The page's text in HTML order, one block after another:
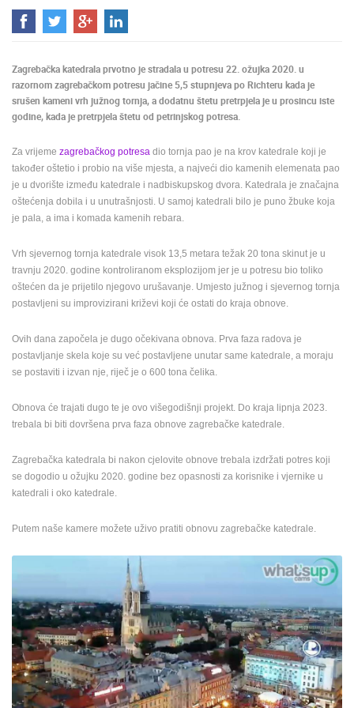
MEDIJI O
PRIZNANJA
DONACIJE
ZA NOVE
KAMERE
TERMS OF
USE
PRIVACY
BANERI
HRVATSKI
ENGLISH
Zagrebačka katedrala prvotno je stradala u potresu 22. ožujka 2020. u
razornom zagrebačkom potresu jačine 5,5 stupnjeva po Richteru kada je
srušen kameni vrh južnog tornja, a dodatnu štetu pretrpjela je u prosincu iste
godine, kada je pretrpjela štetu od petrinjskog potresa.
Za vrijeme zagrebačkog potresa dio tornja pao je na krov katedrale koji je
također oštetio i probio na više mjesta, a najveći dio kamenih elemenata pao
je u dvorište između katedrale i nadbiskupskog dvora. Katedrala je značajna
oštećenja dobila i u unutrašnjosti. U samoj katedrali bilo je puno žbuke koja
je pala, a ima i komada kamenih rebara.
Vrh sjevernog tornja katedrale visok 13,5 metara težak 20 tona skinut je u
travnju 2020. godine kontroliranom eksplozijom jer je u potresu bio toliko
oštećen da je prijetilo njegovo urušavanje. Umjesto južnog i sjevernog tornja
postavljeni su improvizirani križevi koji će ostati do kraja obnove.
Ovih dana započela je dugo očekivana obnova. Prva faza radova je
postavljanje skela koje su već postavljene unutar same katedrale, a moraju
se postaviti i izvan nje, riječ je o 600 tona čelika.
Obnova će trajati dugo te je ovo višegodišnji projekt. Do kraja lipnja 2023.
trebala bi biti dovršena prva faza obnove zagrebačke katedrale.
Zagrebačka katedrala bi nakon cjelovite obnove trebala izdržati potres koji
se dogodio u ožujku 2020. godine bez opasnosti za korisnike i vjernike u
katedrali i oko katedrale.
Putem naše kamere možete uživo pratiti obnovu zagrebačke katedrale.